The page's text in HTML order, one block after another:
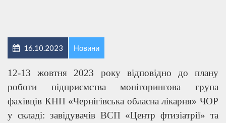
16.10.2023 Новини
12-13 жовтня 2023 року відповідно до плану
роботи підприємства моніторингова група
фахівців КНП «Чернігівська обласна лікарня» ЧОР
у складі: завідувачів ВСП «Центр фтизіатрії» та